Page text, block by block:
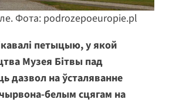
Фота: podrozepoeuropie.pl
петыцыю, у якой
Музея Бітвы пад
дазвол на ўсталяванне
белым сцягам на